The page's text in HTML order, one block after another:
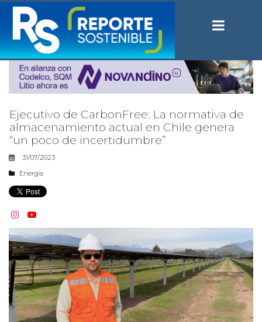
Ejecutivo de CarbonFree: La normativa de
almacenamiento actual en Chile genera
“un poco de incertidumbre”
31/07/2023
Energía
 